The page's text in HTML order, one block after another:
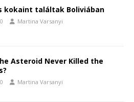
kokaint találtak Boliviában
Martina Varsanyi
Asteroid Never Killed the
Martina Varsanyi